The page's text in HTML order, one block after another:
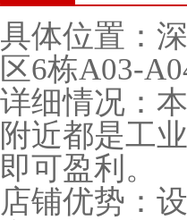
具体位置：
区6栋A03-
详细情况：
附近都是工
即可盈利。
店铺优势：